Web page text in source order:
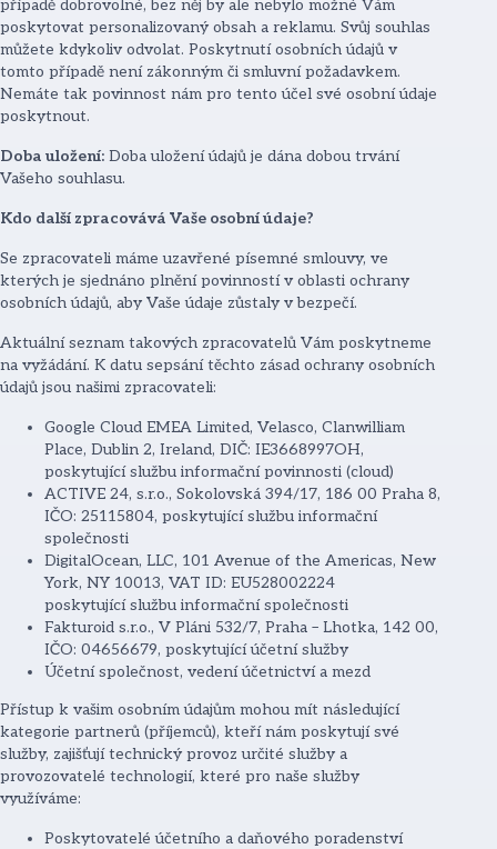
případě dobrovolné, bez něj by ale nebylo možné Vám
poskytovat personalizovaný obsah a reklamu. Svůj souhlas
můžete kdykoliv odvolat. Poskytnutí osobních údajů v
tomto případě není zákonným či smluvní požadavkem.
Nemáte tak povinnost nám pro tento účel své osobní údaje
poskytnout.
Doba uložení: Doba uložení údajů je dána dobou trvání
Vašeho souhlasu.
Kdo další zpracovává Vaše osobní údaje?
Se zpracovateli máme uzavřené písemné smlouvy, ve
kterých je sjednáno plnění povinností v oblasti ochrany
osobních údajů, aby Vaše údaje zůstaly v bezpečí.
Aktuální seznam takových zpracovatelů Vám poskytneme
na vyžádání. K datu sepsání těchto zásad ochrany osobních
údajů jsou našimi zpracovateli:
Google Cloud EMEA Limited, Velasco, Clanwilliam
Place, Dublin 2, Ireland, DIČ: IE3668997OH,
poskytující službu informační povinnosti (cloud)
ACTIVE 24, s.r.o., Sokolovská 394/17, 186 00 Praha 8,
IČO: 25115804, poskytující službu informační
společnosti
DigitalOcean, LLC, 101 Avenue of the Americas, New
York, NY 10013, VAT ID: EU528002224
poskytující službu informační společnosti
Fakturoid s.r.o., V Pláni 532/7, Praha – Lhotka, 142 00,
IČO: 04656679, poskytující účetní služby
Účetní společnost, vedení účetnictví a mezd
Přístup k vašim osobním údajům mohou mít následující
kategorie partnerů (příjemců), kteří nám poskytují své
služby, zajišťují technický provoz určité služby a
provozovatelé technologií, které pro naše služby
využíváme:
Poskytovatelé účetního a daňového poradenství